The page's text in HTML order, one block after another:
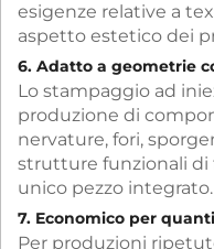
esigenze relative a
aspetto estetico dei
6. Adatto a geometrie
Lo stampaggio ad
produzione di
nervature, fori,
strutture funzionali di
unico pezzo integrato.
7. Economico per
Per produzioni